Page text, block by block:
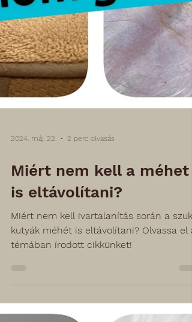
2024. máj. 22. 2 perc olvasás
Miért nem kell a méhet
is eltávolítani?
Miért nem kell ivartalanítás során a szuka